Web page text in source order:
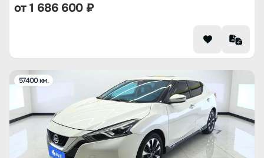
от1 686 600₽
57400 км.